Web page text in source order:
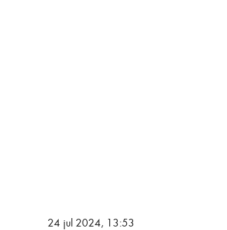
24 jul 2024, 13:53